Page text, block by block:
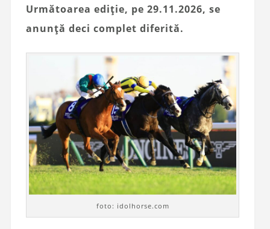
Următoarea ediție, pe 29.11.2026, se
anunță deci complet diferită.
foto: idolhorse.com